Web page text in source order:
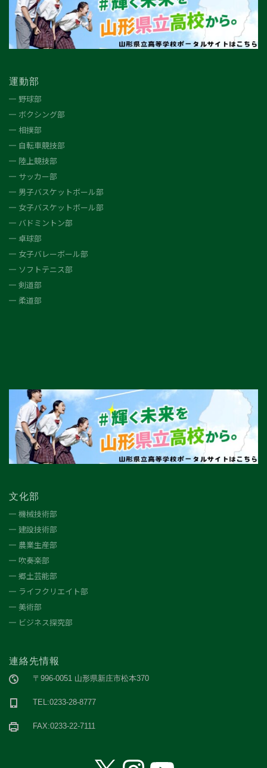
運動部
野球部
ボクシング部
相撲部
自転車競技部
陸上競技部
サッカー部
男子バスケットボール部
女子バスケットボール部
バドミントン部
卓球部
女子バレーボール部
ソフトテニス部
剣道部
柔道部
文化部
機械技術部
建設技術部
農業生産部
吹奏楽部
郷土芸能部
ライフクリエイト部
美術部
ビジネス探究部
連絡先情報
〒996-0051 山形県新庄市松本370
TEL:0233-28-8777
FAX:0233-22-7111